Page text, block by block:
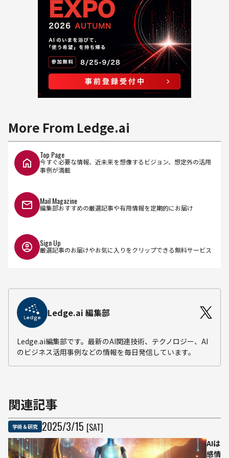
More From Ledge.ai
Top Page
今すぐ必要な情報、近未来を想像するビジョン、想定外の活用
事例が満載
Mail Magazine
編集部おすすめの厳選記事や有用情報を定期的にお届け
Sign Up
厳選記事のお届けやお気に入りをクリップできる無料サービス
Ledge.ai 編集部
Ledge.ai編集部です。最新のAI関連技術、テクノロジー、AI
のビジネス活用事例などの情報を毎日発信しています。
関連記事
学術＆研究 2025/3/15 [SAT]
AIは
感情